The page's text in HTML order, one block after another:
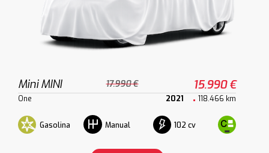
Mini MINI 17.990 € 15.990 €
One 2021 118.466 km
Gasolina Manual 102 cv